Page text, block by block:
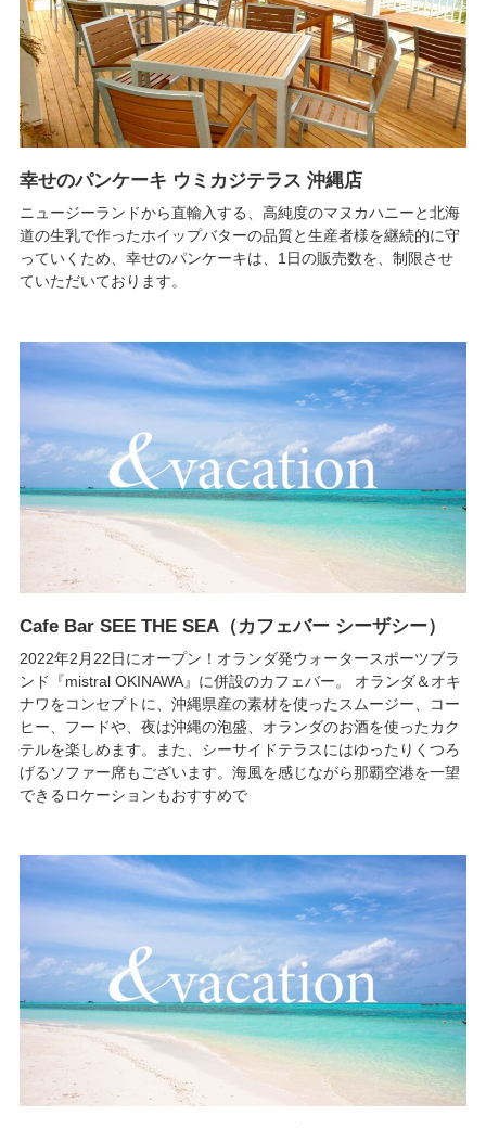
幸せのパンケーキ ウミカジテラス 沖縄店
ニュージーランドから直輸入する、高純度のマヌカハニーと北海
道の生乳で作ったホイップバターの品質と生産者様を継続的に守
っていくため、幸せのパンケーキは、1日の販売数を、制限させ
ていただいております。
Cafe Bar SEE THE SEA（カフェバー シーザシー）
2022年2月22日にオープン！オランダ発ウォータースポーツブラ
ンド『mistral OKINAWA』に併設のカフェバー。 オランダ＆オキ
ナワをコンセプトに、沖縄県産の素材を使ったスムージー、コー
ヒー、フードや、夜は沖縄の泡盛、オランダのお酒を使ったカク
テルを楽しめます。また、シーサイドテラスにはゆったりくつろ
げるソファー席もございます。海風を感じながら那覇空港を一望
できるロケーションもおすすめで